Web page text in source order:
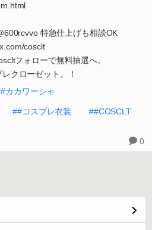
特急仕上げも相談OK
cosclt
フォローで無料抽選へ。
クローゼット。！
カカワーシャ
##コスプレ衣装 ##COSCLT
0